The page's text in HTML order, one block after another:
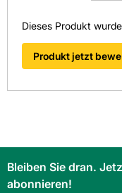
Dieses Produkt
Produkt jetzt
Bleiben Sie dran.
abonnieren!